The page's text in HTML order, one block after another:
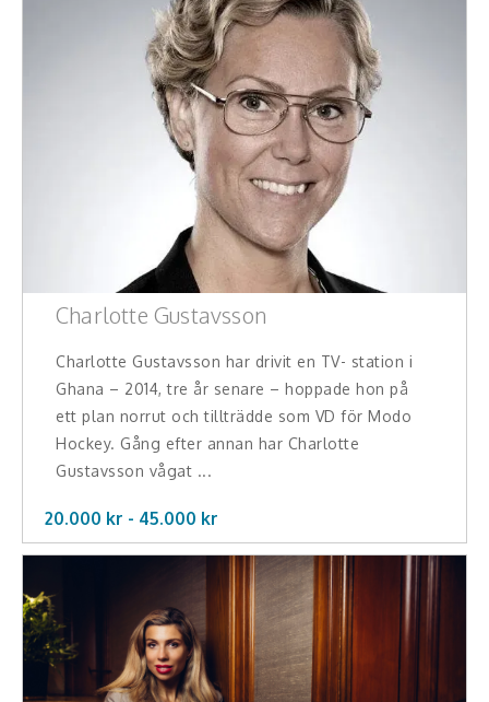
Charlotte Gustavsson
Charlotte Gustavsson har drivit en TV- station i
Ghana – 2014, tre år senare – hoppade hon på
ett plan norrut och tillträdde som VD för Modo
Hockey. Gång efter annan har Charlotte
Gustavsson vågat ...
20.000 kr - 45.000 kr